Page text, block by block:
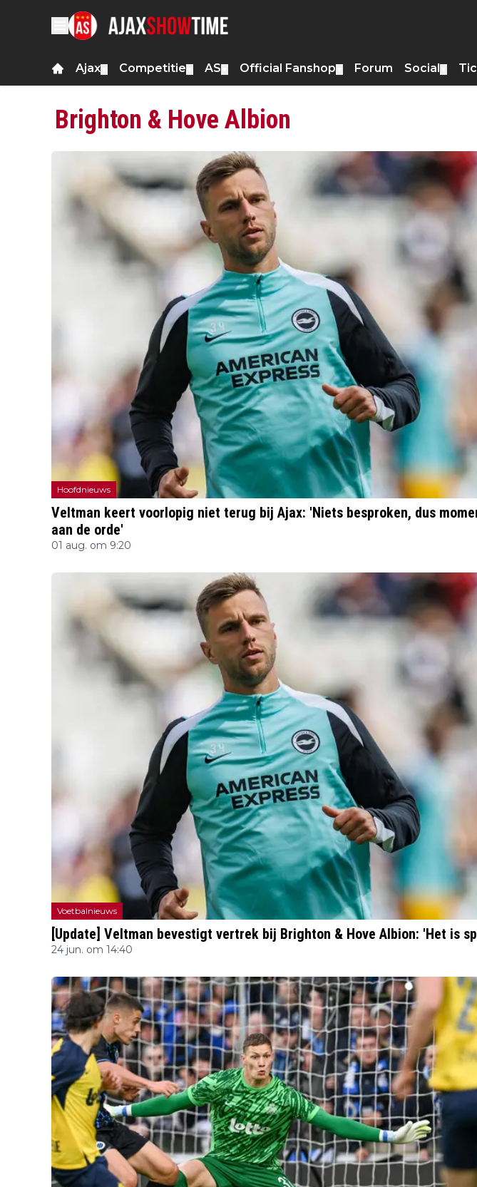
Ajax Competitie AS Official Fanshop Forum Social
Brighton & Hove Albion
Hoofdnieuws
Veltman keert voorlopig niet terug bij Ajax: 'Niets besproken, dus
aan de orde'
01 aug. om 9:20
Voetbalnieuws
[Update] Veltman bevestigt vertrek bij Brighton & Hove Albion: 'Het is
24 jun. om 14:40